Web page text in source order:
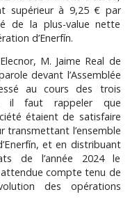
supérieur à 9,25 € par
de la plus-value nette
d’Enerfín.
M. Jaime Real de
devant l’Assemblée
au cours des trois
il faut rappeler que
étaient de satisfaire
transmettant l’ensemble
et en distribuant
de l’année 2024 le
compte tenu de
des opérations